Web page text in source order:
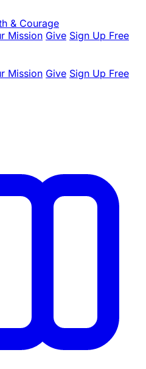
& Courage
Mission Give Sign Up Free
Mission Give Sign Up Free